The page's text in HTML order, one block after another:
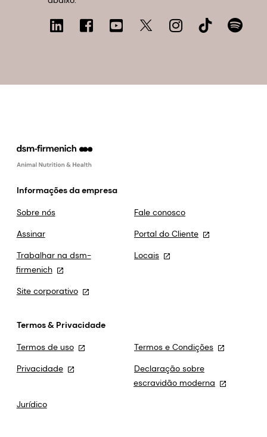
Informações da empresa
Sobre nós
Fale conosco
Assinar
Portal do Cliente
Trabalhar na dsm-
firmenich
Locais
Site corporativo
Termos & Privacidade
Termos de uso
Termos e Condições
Privacidade
Declaração sobre
escravidão moderna
Jurídico